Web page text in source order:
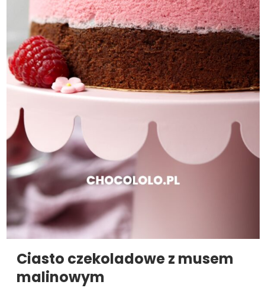
Ciasto czekoladowe z musem
malinowym